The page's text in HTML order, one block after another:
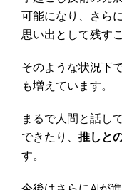
可能になり、さら
思い出として残す
そのような状況下で
も増えています。
まるで人間と話し
できたり、 推しと
す。